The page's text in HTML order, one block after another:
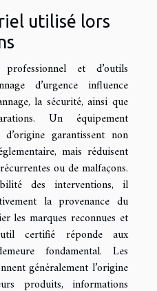
utilisé lors
et d’outils
d’urgence influence
la sécurité, ainsi que
Un équipement
garantissent non
mais réduisent
ou de malfaçons.
des interventions, il
la provenance du
les marques reconnues et
certifié réponde aux
fondamental. Les
généralement l’origine
produits, informations